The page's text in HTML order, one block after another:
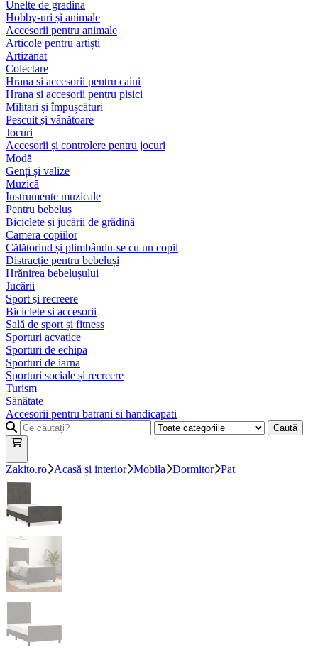
Unelte de gradina
Hobby-uri și animale
Accesorii pentru animale
Articole pentru artiști
Artizanat
Colectare
Hrana si accesorii pentru caini
Hrana si accesorii pentru pisici
Militari și împușcături
Pescuit și vânătoare
Jocuri
Accesorii și controlere pentru jocuri
Modă
Genți și valize
Muzică
Instrumente muzicale
Pentru bebeluș
Biciclete și jucării de grădină
Camera copiilor
Călătorind și plimbându-se cu un copil
Distracție pentru bebeluși
Hrănirea bebelușului
Jucării
Sport și recreere
Biciclete si accesorii
Sală de sport și fitness
Sporturi acvatice
Sporturi de echipa
Sporturi de iarna
Sporturi sociale și recreere
Turism
Sănătate
Accesorii pentru batrani si handicapati
Caută
Zakito.ro Acasă și interior Mobila Dormitor Pat